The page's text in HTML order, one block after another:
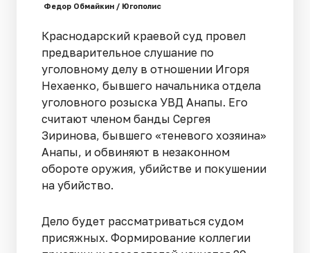
Федор Обмайкин / Югополис
Краснодарский краевой суд провел
предварительное слушание по
уголовному делу в отношении Игоря
Нехаенко, бывшего начальника отдела
уголовного розыска УВД Анапы. Его
считают членом банды Сергея
Зиринова, бывшего «теневого хозяина»
Анапы, и обвиняют в незаконном
обороте оружия, убийстве и покушении
на убийство.
Дело будет рассматриваться судом
присяжных. Формирование коллегии